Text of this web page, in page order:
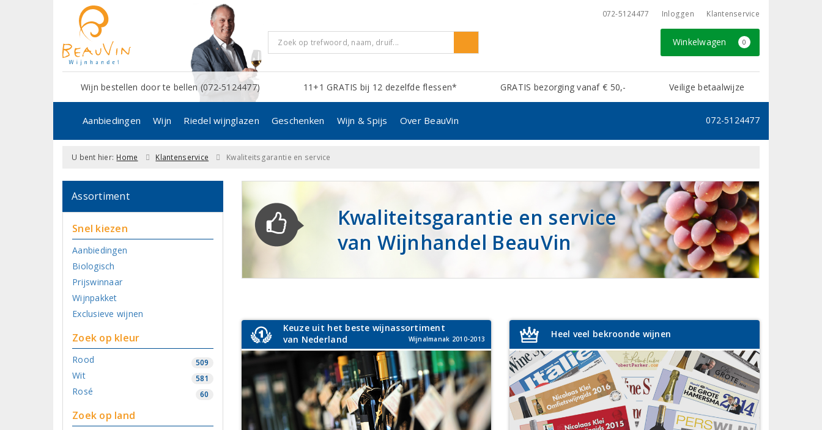
072-5124477 Inloggen Klantenservice
Winkelwagen 0
Wijn bestellen door te bellen (072-5124477) 11+1 GRATIS bij 12 dezelfde flessen* GRATIS bezorging vanaf € 50,- Veilige betaalwijze
Aanbiedingen Wijn Riedel wijnglazen Geschenken Wijn & Spijs Over BeauVin 072-5124477
U bent hier: Home Klantenservice Kwaliteitsgarantie en service
Assortiment
Snel kiezen
Aanbiedingen
Biologisch
Prijswinnaar
Wijnpakket
Exclusieve wijnen
Zoek op kleur
Rood 509
Wit 581
Rosé 60
Zoek op land
Kwaliteitsgarantie en service
van Wijnhandel BeauVin
Keuze uit het beste wijnassortiment
van Nederland
Wijnalmanak 2010-2013 Heel veel bekroonde wijnen